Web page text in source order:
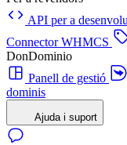
API per a
Connector WHMCS
DonDominio
Panell de gestió
dominis
Ajuda i suport